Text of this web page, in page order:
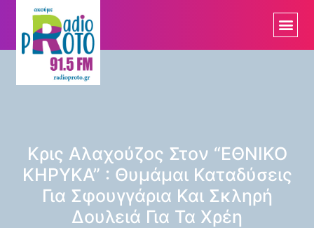
Κρις Αλαχούζος Στον “ΕΘΝΙΚΟ
ΚΗΡΥΚΑ” : Θυμάμαι Καταδύσεις
Για Σφουγγάρια Και Σκληρή
Δουλειά Για Τα Χρέη